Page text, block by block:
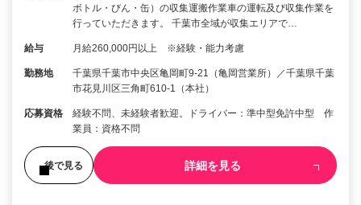
ボトル・びん・缶）の収集運搬作業車の運転及び収集作業を
行っていただきます。 千葉市全域が収集エリアで…
給与 月給260,000円以上 ※経験・能力考慮
勤務地
千葉県千葉市中央区亀岡町9-21（亀岡営業所）／千葉県千葉
市花見川区三角町610-1（本社）
応募資格
経験不問、未経験者歓迎。ドライバー：準中型免許中型 作
業員：資格不問
後で見る 詳細を見る